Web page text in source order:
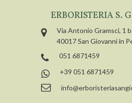
ERBORISTERIA S.
Via Antonio Gramsci, 1 b
40017 San Giovanni in
051 6871459
+39 051 6871459